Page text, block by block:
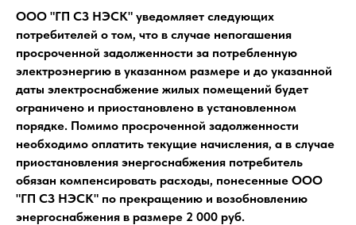
ООО "ГП СЗ НЭСК" уведомляет следующих
потребителей о том, что в случае непогашения
просроченной задолженности за потребленную
электроэнергию в указанном размере и до указанной
даты электроснабжение жилых помещений будет
ограничено и приостановлено в установленном
порядке. Помимо просроченной задолженности
необходимо оплатить текущие начисления, а в случае
приостановления энергоснабжения потребитель
обязан компенсировать расходы, понесенные ООО
"ГП СЗ НЭСК" по прекращению и возобновлению
энергоснабжения в размере 2 000 руб.